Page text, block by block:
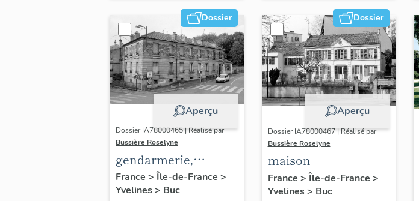
Dossier
Aperçu
Dossier IA78000465 | Réalisé par
Bussière Roselyne
gendarmerie,
actuellement
immeuble
France > Île-de-France >
Yvelines> Buc
Dossier
Aperçu
Dossier IA78000467 | Réalisé par
Bussière Roselyne
maison
France > Île-de-France >
Yvelines> Buc